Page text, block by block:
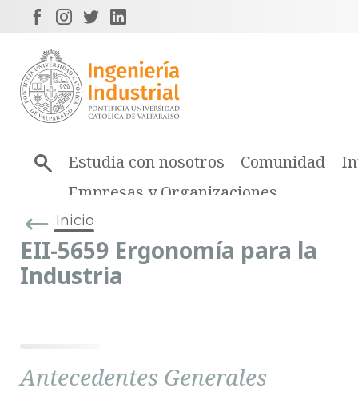
Estudia con nosotros Comunidad
Empresas y Organizaciones
Inicio
EII-5659 Ergonomía para la
Industria
Antecedentes Generales